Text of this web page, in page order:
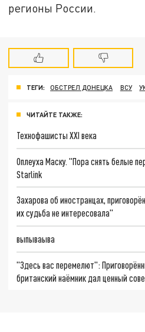
регионы России.
ТЕГИ: ОБСТРЕЛ ДОНЕЦКА ВСУ
ЧИТАЙТЕ ТАКЖЕ:
Технофашисты XXI века
Оплеуха Маску. "Пора снять белые
Starlink
Захарова об иностранцах,
их судьба не интересовала"
выпываыва
"Здесь вас перемелют":
британский наёмник дал ценный